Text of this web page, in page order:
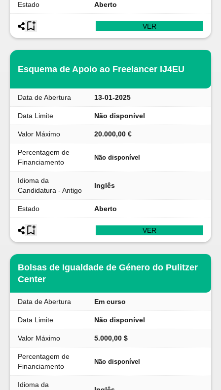
Estado Aberto
VER
Esquema de Apoio ao Freelancer IJ4EU
Data de Abertura 13-01-2025
Data Limite Não disponível
Valor Máximo 20.000,00 €
Percentagem de
Financiamento
Não disponível
Idioma da
Candidatura - Antigo
Inglês
Estado Aberto
VER
Bolsas de Igualdade de Género do Pulitzer
Center
Data de Abertura Em curso
Data Limite Não disponível
Valor Máximo 5.000,00 $
Percentagem de
Financiamento
Não disponível
Idioma da